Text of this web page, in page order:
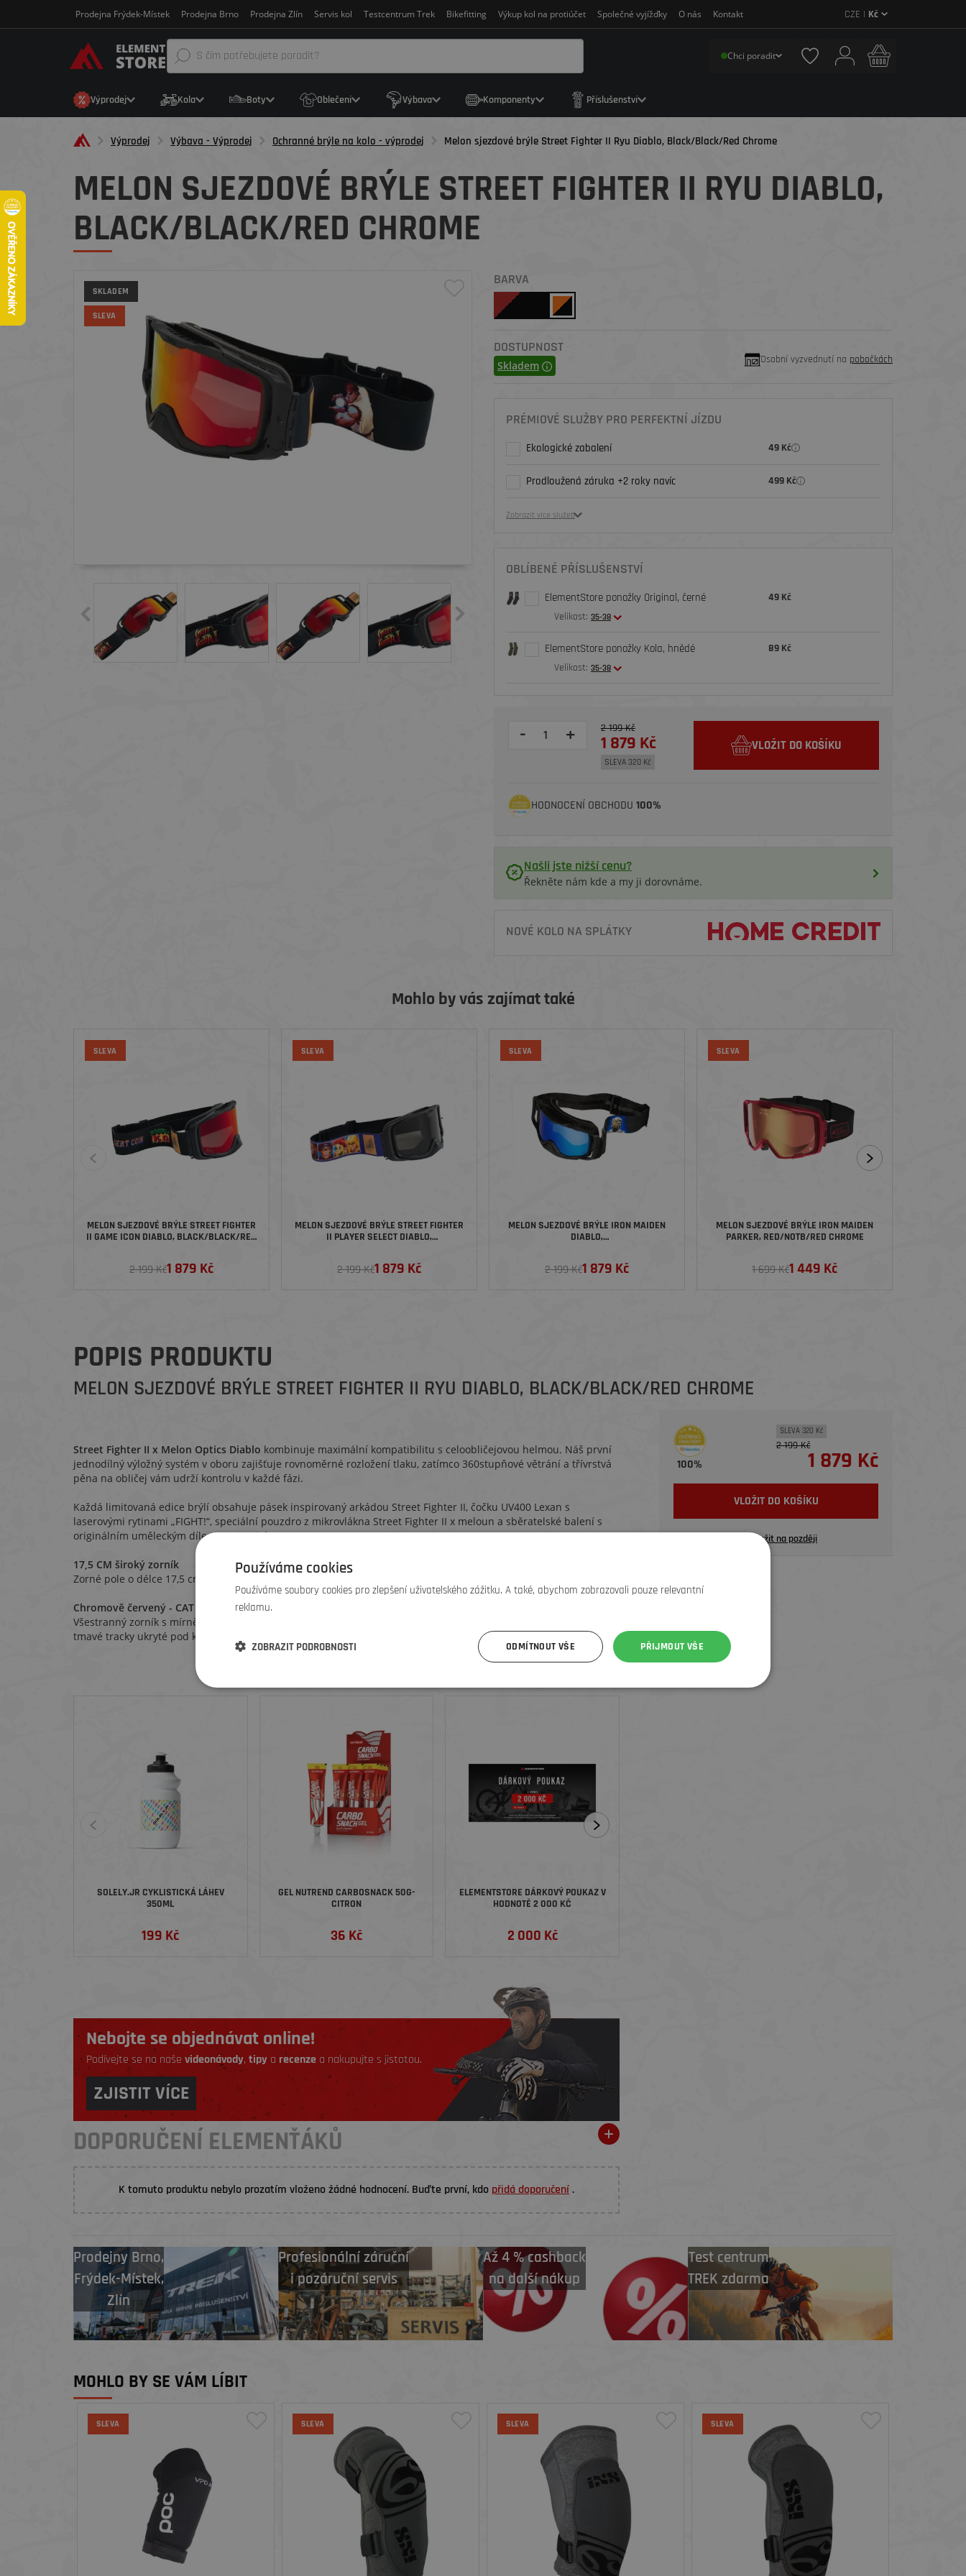
Prodejna Frýdek-Místek Prodejna Brno Prodejna Zlín Servis kol Testcentrum Trek Bikefitting Výkup kol na protiúčet Společné vyjížďky O nás Kontakt CZE | Kč
Chci poradit
Výprodej Kola Boty Oblečení Výbava Komponenty Příslušenství
Výprodej Výbava - Výprodej Ochranné brýle na kolo - výprodej Melon sjezdové brýle Street Fighter II Ryu Diablo, Black/Black/Red Chrome
MELON SJEZDOVÉ BRÝLE STREET FIGHTER II RYU DIABLO,
BLACK/BLACK/RED CHROME
SKLADEM
SLEVA
BARVA
DOSTUPNOST
Skladem Osobní vyzvednutí na pobočkách
PRÉMIOVÉ SLUŽBY PRO PERFEKTNÍ JÍZDU
Ekologické zabalení 49 Kč
Prodloužená záruka +2 roky navíc 499 Kč
Zobrazit více služeb
OBLÍBENÉ PŘÍSLUŠENSTVÍ
ElementStore ponožky Original, černé
Velikost: 35-38
49 Kč
ElementStore ponožky Kola, hnědé
Velikost: 35-38
89 Kč
- + 2 199 Kč
1 879 Kč
SLEVA 320 Kč
VLOŽIT DO KOŠÍKU
HODNOCENÍ OBCHODU 100%
Našli jste nižší cenu?
Řekněte nám kde a my ji dorovnáme.
NOVÉ KOLO NA SPLÁTKY
Mohlo by vás zajímat také
SLEVA
MELON SJEZDOVÉ BRÝLE STREET FIGHTER
II GAME ICON DIABLO, BLACK/BLACK/RED
2 199 Kč1 879 Kč
SLEVA
MELON SJEZDOVÉ BRÝLE STREET FIGHTER
II PLAYER SELECT DIABLO,
2 199 Kč1 879 Kč
SLEVA
MELON SJEZDOVÉ BRÝLE IRON MAIDEN
DIABLO,
2 199 Kč1 879 Kč
SLEVA
MELON SJEZDOVÉ BRÝLE IRON MAIDEN
PARKER, RED/NOTB/RED CHROME
1 699 Kč1 449 Kč
POPIS PRODUKTU
MELON SJEZDOVÉ BRÝLE STREET FIGHTER II RYU DIABLO, BLACK/BLACK/RED CHROME
Street Fighter II x Melon Optics Diablo kombinuje maximální kompatibilitu s celoobličejovou helmou. Náš první
jednodílný výložný systém v oboru zajišťuje rovnoměrné rozložení tlaku, zatímco 360stupňové větrání a třívrstvá
pěna na obličej vám udrží kontrolu v každé fázi.
Každá limitovaná edice brýlí obsahuje pásek inspirovaný arkádou Street Fighter II, čočku UV400 Lexan s
laserovými rytinami „FIGHT!“, speciální pouzdro z mikrovlákna Street Fighter II x meloun a sběratelské balení s
originálním uměleckým dílem Street Fighter II.
17,5 CM široký zorník
Zorné pole o délce 17,5 cm poskytuje mnohem větší pozorovací úhel ve srovnání s jinými MTB brýlemi na trhu.
Chromově červený - CAT 2 - 37% propustnost světla
Všestranný zorník s mírně modrým odstínem. Skvěle funguje ve všech podmínkách (od slunečné oblohy až po
tmavé tracky ukryté pod korunami stromů).
SOLELY.JR CYKLISTICKÁ LÁHEV
350ML
199 Kč
GEL NUTREND CARBOSNACK 50G-
CITRON
36 Kč
ELEMENTSTORE DÁRKOVÝ POUKAZ V
HODNOTĚ 2 000 KČ
2 000 Kč
Nebojte se objednávat online!
Podívejte se na naše videonávody, tipy a recenze a nakupujte s jistotou.
ZJISTIT VÍCE
DOPORUČENÍ ELEMENŤÁKŮ
K tomuto produktu nebylo prozatím vloženo žádné hodnocení. Buďte první, kdo přidá doporučení.
100%
SLEVA 320 Kč
2 199 Kč
1 879 Kč
VLOŽIT DO KOŠÍKU
Uložit na později
ProdejnyBrno,
Frýdek-Místek,
Zlín
Profesionální záruční
i pozáruční servis
Až 4 % cashback
na další nákup
Test centrum
TREK zdarma
MOHLO BY SE VÁM LÍBIT
SLEVA SLEVA SLEVA SLEVA
Používáme cookies
Používáme soubory cookies pro zlepšení uživatelského zážitku. A také, abychom zobrazovali pouze relevantní
reklamu.
PŘIJMOUT VŠE
ODMÍTNOUT VŠE
ZOBRAZIT PODROBNOSTI